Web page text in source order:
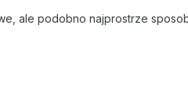
ale podobno najprostrze